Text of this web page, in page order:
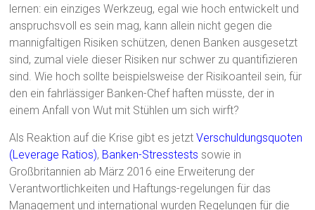
lernen: ein einziges Werkzeug, egal wie hoch entwickelt und
anspruchsvoll es sein mag, kann allein nicht gegen die
mannigfaltigen Risiken schützen, denen Banken ausgesetzt
sind, zumal viele dieser Risiken nur schwer zu quantifizieren
sind. Wie hoch sollte beispielsweise der Risikoanteil sein, für
den ein fahrlässiger Banken-Chef haften müsste, der in
einem Anfall von Wut mit Stühlen um sich wirft?
Als Reaktion auf die Krise gibt es jetztVerschuldungsquoten
(Leverage Ratios), Banken-Stresstests sowie in
Großbritannien ab März 2016 eine Erweiterung der
Verantwortlichkeiten und Haftungs-regelungen für das
Management und international wurden Regelungen für die